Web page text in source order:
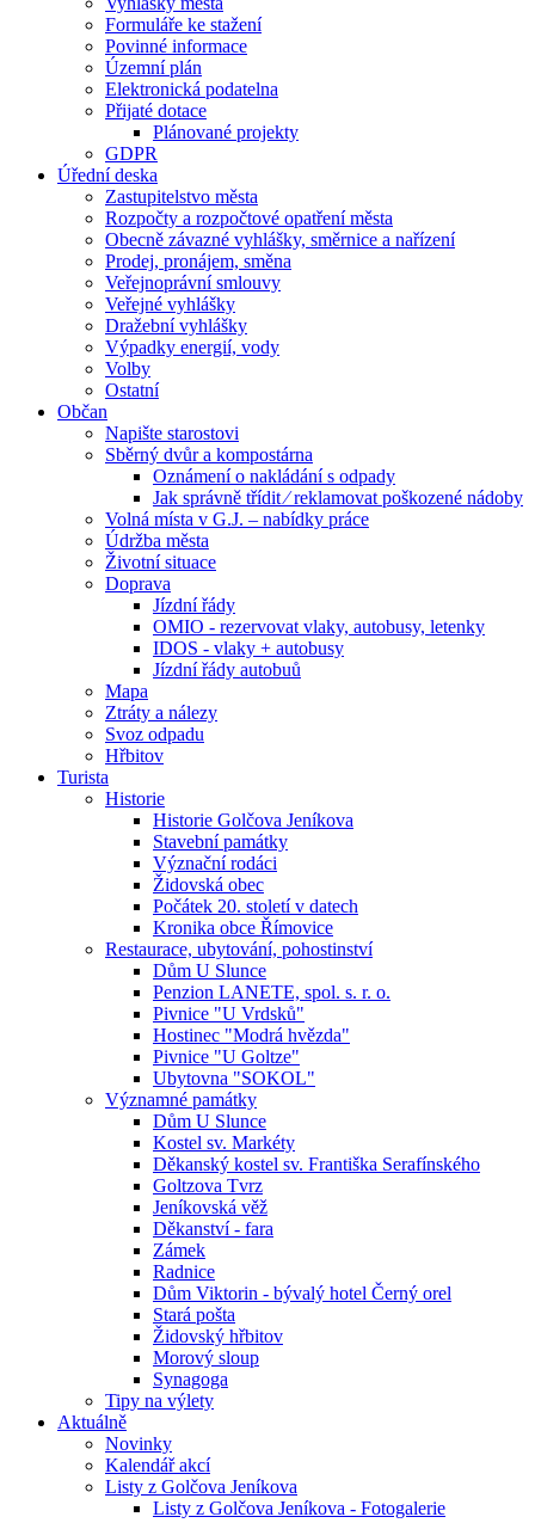
Formuláře ke stažení
Povinné informace
Územní plán
Elektronická podatelna
Přijaté dotace
Plánované projekty
GDPR
Úřední deska
Zastupitelstvo města
Rozpočty a rozpočtové opatření města
Obecně závazné vyhlášky, směrnice a nařízení
Prodej, pronájem, směna
Veřejnoprávní smlouvy
Veřejné vyhlášky
Dražební vyhlášky
Výpadky energií, vody
Volby
Ostatní
Občan
Napište starostovi
Sběrný dvůr a kompostárna
Oznámení o nakládání s odpady
Jak správně třídit ⁄ reklamovat poškozené nádoby
Volná místa v G.J. – nabídky práce
Údržba města
Životní situace
Doprava
Jízdní řády
OMIO - rezervovat vlaky, autobusy, letenky
IDOS - vlaky + autobusy
Jízdní řády autobuů
Mapa
Ztráty a nálezy
Svoz odpadu
Hřbitov
Turista
Historie
Historie Golčova Jeníkova
Stavební památky
Význační rodáci
Židovská obec
Počátek 20. století v datech
Kronika obce Římovice
Restaurace, ubytování, pohostinství
Dům U Slunce
Penzion LANETE, spol. s. r. o.
Pivnice "U Vrdsků"
Hostinec "Modrá hvězda"
Pivnice "U Goltze"
Ubytovna "SOKOL"
Významné památky
Dům U Slunce
Kostel sv. Markéty
Děkanský kostel sv. Františka Serafínského
Goltzova Tvrz
Jeníkovská věž
Děkanství - fara
Zámek
Radnice
Dům Viktorin - bývalý hotel Černý orel
Stará pošta
Židovský hřbitov
Morový sloup
Synagoga
Tipy na výlety
Aktuálně
Novinky
Kalendář akcí
Listy z Golčova Jeníkova
Listy z Golčova Jeníkova - Fotogalerie